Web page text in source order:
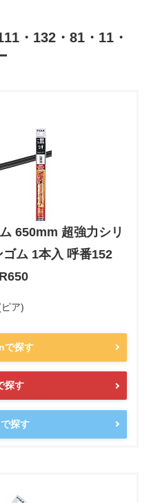
・132・81・11・
650mm 超強力シリ
ム 1本入 呼番152
ア)
で探す
探す
探す